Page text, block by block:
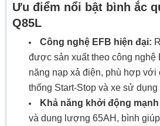
Ưu điểm nổi bật bình ắc
Q85L
Công nghệ EFB hiện đại:
được sản xuất theo công nghệ
năng nạp xả điện, phù hợp với
thống Start-Stop và xe sử
Khả năng khởi động mạnh
và dung lượng 65AH, bình